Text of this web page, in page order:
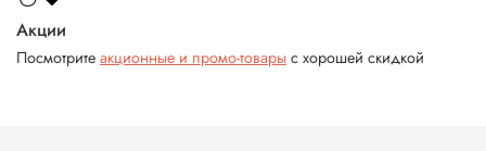
Акции
Посмотрите акционные и промо-товары с хорошей скидкой